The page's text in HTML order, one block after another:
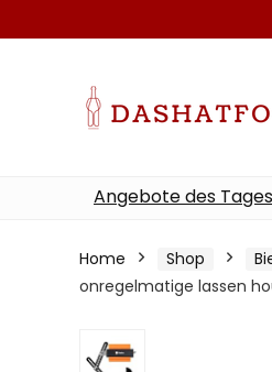
Angebote des Tages
Home Shop
onregelmatige lassen